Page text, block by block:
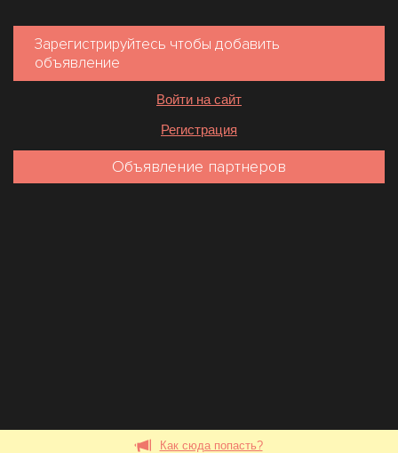
Зарегистрируйтесь чтобы добавить
объявление
Войти на сайт
Регистрация
Объявление партнеров
Как сюда попасть?